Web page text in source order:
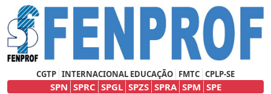
CGTP INTERNACIONAL EDUCAÇÃO FMTC CPLP-SE
SPN SPRC SPGL SPZS SPRA SPM SPE